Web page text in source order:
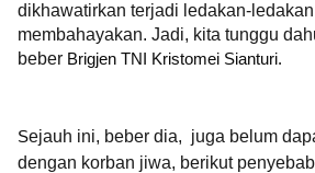
dikhawatirkan terjadi ledakan-
membahayakan. Jadi, kita tunggu
beber Brigjen TNI Kristomei Sianturi.
Sejauh ini, beber dia, juga belum
dengan korban jiwa, berikut